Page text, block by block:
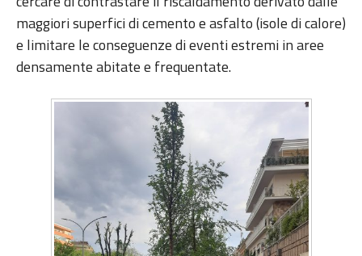
maggiori superfici di cemento e asfalto (isole di calore)
e limitare le conseguenze di eventi estremi in aree
densamente abitate e frequentate.